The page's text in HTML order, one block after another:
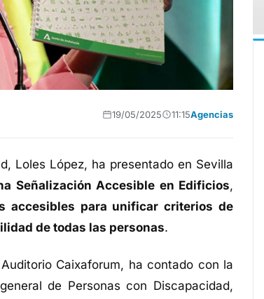
19/05/2025 11:15Agencias
Loles López, ha presentado en Sevilla
Señalización Accesible en Edificios,
accesibles para unificar criterios de
de todas las personas.
Caixaforum, ha contado con la
de Personas con Discapacidad,